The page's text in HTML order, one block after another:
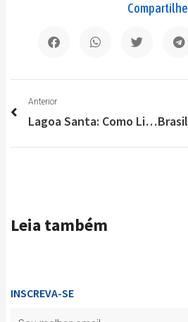
Compartilhe
Anterior
Lagoa Santa: Como Lidar com Reajustes em Planos de Saúde, Segundo Drª Keila
Leia também
INSCREVA-SE